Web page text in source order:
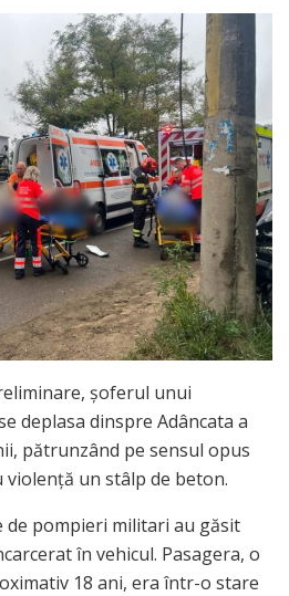
șoferul unui
deplasa dinspre Adâncata a
pătrunzând pe sensul opus
violență un stâlp de beton.
de pompieri militari au găsit
în vehicul. Pasagera, o
18 ani, era într-o stare